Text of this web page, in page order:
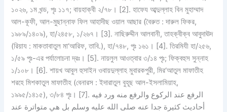
১০২৬, ১ম খন্ড, পৃঃ ১১৭; বায়হাক্বী ২/৭৮। [2]. হাফেয আব্দুল্লাহ বিন মুহাম্মাদ
আল-কূফী, আল-মুছান্নাফ ফিল আহাদীছ ওয়াল আছার (বৈরুত : দারুল ফিকর,
১৯৮৯/১৪০৯), হা/২৪৫৮, ১/২৬৭। [3]. নাছিরুদ্দীন আলবানী, তাহক্বীক্ব আবুদাঊদ
(রিয়ায : মাকতাবাতুল মা‘আরিফ, তাবি.), হা/৭৪৮, পৃঃ ১৬১। [4]. তিরমিযী হা/২৫৬,
১/৫৯ পৃঃ-এর পর্যালোচনা দ্রঃ। [5]. নায়লুল আওত্বার ৩/১৪ পৃঃ; ফিক্বহুস সুন্নাহ
১/১০৮। [6]. শায়খ আবুল হুসাইন ওবায়দুল্লাহ মুবারকপুরী, মির‘আতুল মাফাতীহ
শরহে মিশকাতুল মাফাতীহ (বেনারস : ইদারাতুল বুহূছ আল-ইসলামিয়াহ,
১৯৯৫/১৪১৫), ৩/৮৪ পৃঃ। [7]. الرفع عند الركوع والرفع منه ورد فيه
أحاديث كثيرة جدا عنه صلى الله عليه وسلم بل هي متواترة عند